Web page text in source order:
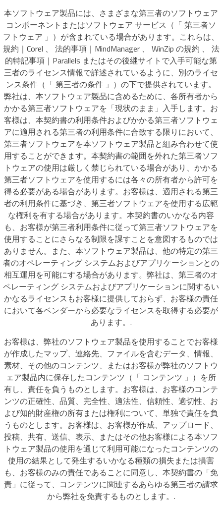
本ソフトウェア製品には、さまざまな第三者のソフトウェア
コンポーネントまたはソフトウェア サービス（「 第三者ソ
フトウェア 」）が含まれている場合があります。これらは、
規約｜Corel 、 法的事項｜MindManager 、 WinZip の規約 、 法
的特記事項｜Parallels またはその後継サイトで入手可能な第
三者のライセンス情報で詳述されているように、別のライセ
ンス条件（「 第三者の条件 」）の下で提供されています。
弊社は、本ソフトウェア製品に含めるために、各所有者から
かかる第三者ソフトウェアを「現状のまま」入手します。お
客様は、本契約書の利用条件およびかかる第三者ソフトウェ
アに適用される第三者の利用条件に合致する限りにおいて、
第三者ソフトウェアを本ソフトウェア製品と組み合わせて使
用することができます。本契約書の範囲を外れた第三者ソフ
トウェアの使用は厳しく禁じられている場合があり、かかる
第三者ソフトウェアを使用するには各々の所有者から許可を
得る必要がある場合があります。お客様は、適用される第三
者の利用条件に基づき、第三者ソフトウェアを使用する広範
な権利を有する場合があります。本契約書のいかなる内容
も、お客様が第三者利用条件に従って第三者ソフトウェアを
使用することにさらなる制限を課すことを意図するものでは
ありません。また、本ソフトウェア製品は、他の特定の第三
者のオペレーティング システムおよびアプリケーションとの
相互運用を可能にする場合があります。弊社は、第三者のオ
ペレーティング システムおよびアプリケーションに関するい
かなるライセンスもお客様に提供しておらず、お客様の責任
において各ベンダーから必要なライセンスを取得する必要が
あります。.
お客様は、弊社のソフトウェア製品を使用することでお客様
が作成したマップ、連絡先、ファイルを含むデータ、情報、
素材、その他のコンテンツ、またはお客様が弊社のソフトウ
ェア製品内に保存したコンテンツ（「 コンテンツ 」）を所
有し、責任を負うものとします。お客様は、お客様のコンテ
ンツの正確性、品質、完全性、適法性、信頼性、適切性、お
よび知的財産権の所有または権利について、単独で責任を負
うものとします。お客様は、お客様が作成、アップロード、
投稿、共有、送信、表示、またはその他お客様による本ソフ
トウェア製品の使用を通じて利用可能になったコンテンツの
使用の結果として発生するいかなる種類の損失または損害
も、お客様のみの責任であることに同意し、本契約書の「免
責」に従って、コンテンツに関連するあらゆる第三者の請求
から弊社を免責するものとします。.